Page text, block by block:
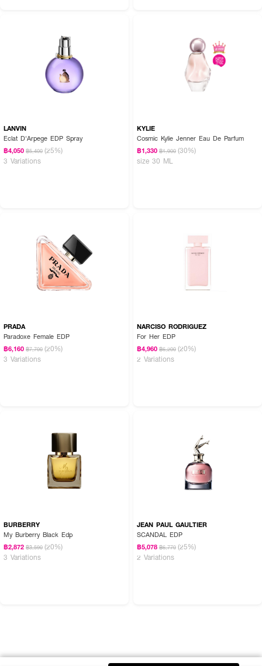
LANVIN
Eclat D'Arpege EDP Spray
฿4,050 ฿5,400 (25%)
3 Variations
KYLIE
Cosmic Kylie Jenner Eau De Parfum
฿1,330 ฿1,900 (30%)
size 30 ML
PRADA
Paradoxe Female EDP
฿6,160 ฿7,700 (20%)
3 Variations
NARCISO RODRIGUEZ
For Her EDP
฿4,960 ฿6,200 (20%)
2 Variations
BURBERRY
My Burberry Black Edp
฿2,872 ฿3,590 (20%)
3 Variations
JEAN PAUL GAULTIER
SCANDAL EDP
฿5,078 ฿6,770 (25%)
2 Variations